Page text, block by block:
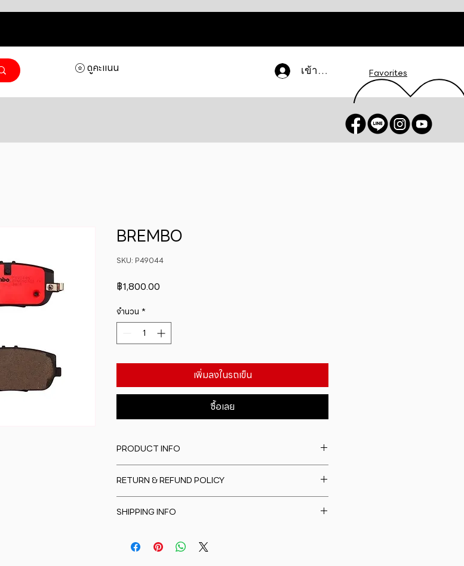
เข้าสู่ระบบ Favorites
ดูคะแนน
BREMBO
SKU: P49044
฿1,800.00
จำนวน *
เพิ่มลงในรถเข็น
ซื้อเลย
PRODUCT INFO
information about your product such as sizing,
material, care and cleaning instructions. This is also a
great space to write what makes this product
RETURN & REFUND POLICY
to let your customers know what to do in case they
straightforward refund or exchange policy is a great
way to build trust and reassure your customers that
SHIPPING INFO
information about your shipping methods,